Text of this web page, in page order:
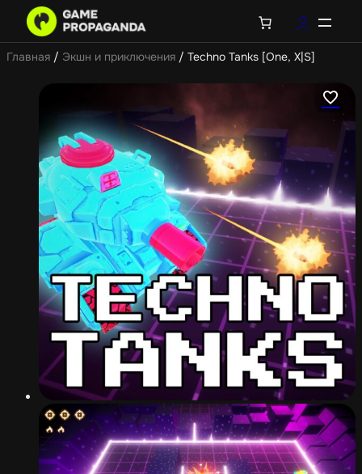
Главная / Экшн и приключения / Techno Tanks [One, X|S]